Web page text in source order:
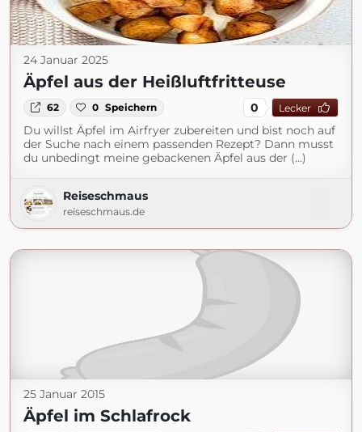
24 Januar 2025
Äpfel aus der Heißluftfritteuse
62 0 Speichern 0 Lecker
Du willst Äpfel im Airfryer zubereiten und bist noch auf
der Suche nach einem passenden Rezept? Dann musst
du unbedingt meine gebackenen Äpfel aus der (...)
Reiseschmaus
reiseschmaus.de
25 Januar 2015
Äpfel im Schlafrock